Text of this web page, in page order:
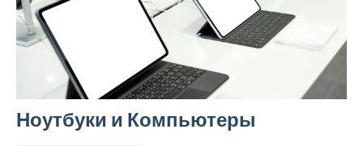
Ноутбуки и Компьютеры